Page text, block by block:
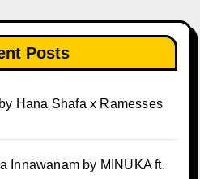
Posts
Hana Shafa x Ramesses
by MINUKA ft.